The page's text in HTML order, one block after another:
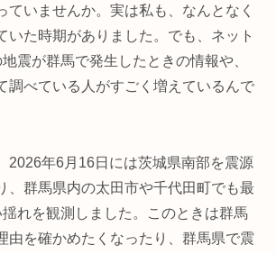
ていませんか。実は私も、なんとなく
いた時期がありました。でも、ネット
震が群馬で発生したときの情報や、
調べている人がすごく増えているんで
2026年6月16日には茨城県南部を震源
、群馬県内の太田市や千代田町でも最
れを観測しました。このときは群馬
由を確かめたくなったり、群馬県で震